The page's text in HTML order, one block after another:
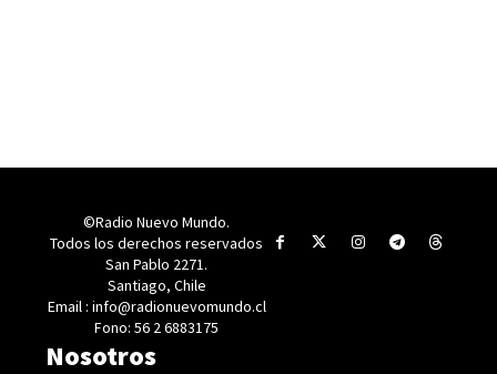
©Radio Nuevo Mundo.
Todos los derechos reservados
San Pablo 2271.
Santiago, Chile
Email : info@radionuevomundo.cl
Fono: 56 2 6883175
Nosotros